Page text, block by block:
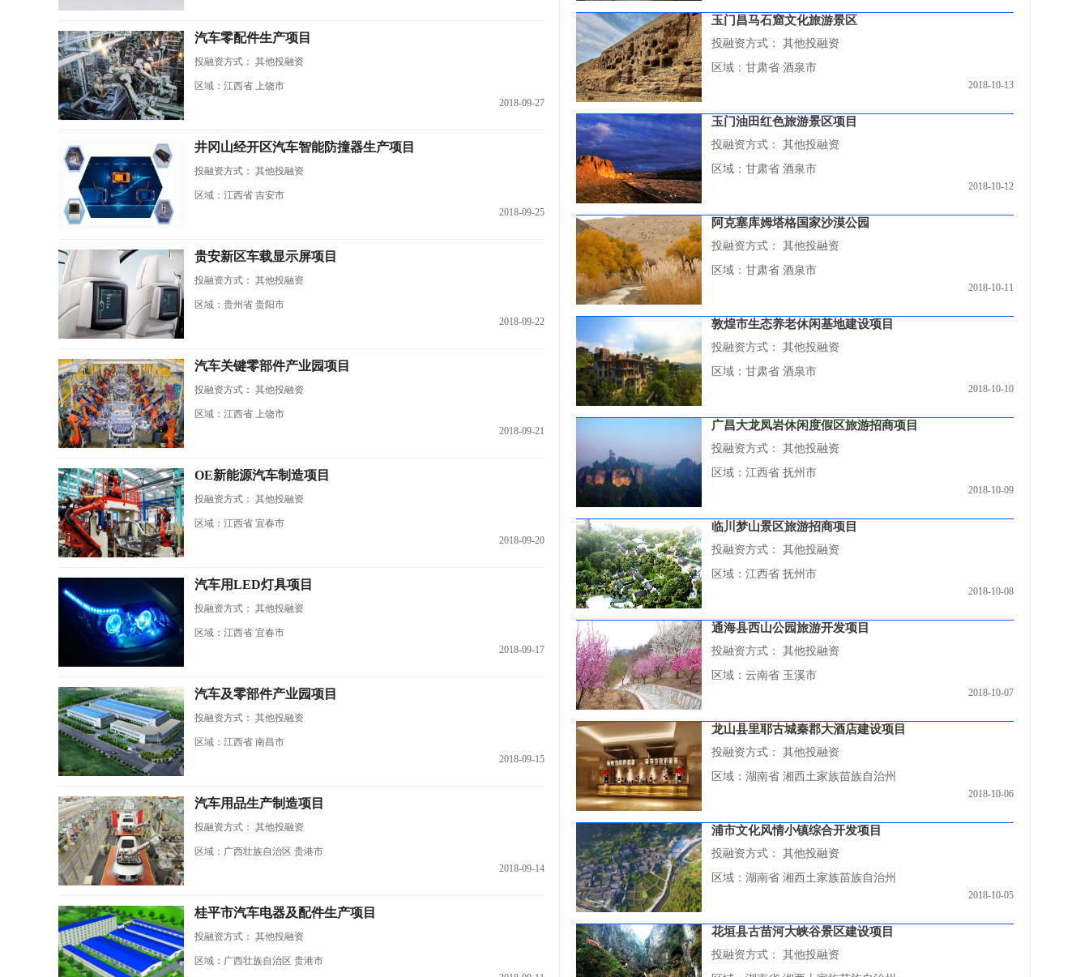
汽车零配件生产项目
投融资方式： 其他投融资
区域：江西省 上饶市
2018-09-27
井冈山经开区汽车智能防撞器生产项目
投融资方式： 其他投融资
区域：江西省 吉安市
2018-09-25
贵安新区车载显示屏项目
投融资方式： 其他投融资
区域：贵州省 贵阳市
2018-09-22
汽车关键零部件产业园项目
投融资方式： 其他投融资
区域：江西省 上饶市
2018-09-21
OE新能源汽车制造项目
投融资方式： 其他投融资
区域：江西省 宜春市
2018-09-20
汽车用LED灯具项目
投融资方式： 其他投融资
区域：江西省 宜春市
2018-09-17
汽车及零部件产业园项目
投融资方式： 其他投融资
区域：江西省 南昌市
2018-09-15
汽车用品生产制造项目
投融资方式： 其他投融资
区域：广西壮族自治区 贵港市
2018-09-14
桂平市汽车电器及配件生产项目
投融资方式： 其他投融资
区域：广西壮族自治区 贵港市
玉门昌马石窟文化旅游景区
投融资方式：
其他投融资
区域：甘肃省 酒泉市
2018-10-13
玉门油田红色旅游景区项目
投融资方式：
其他投融资
区域：甘肃省 酒泉市
2018-10-12
阿克塞库姆塔格国家沙漠公园
投融资方式：
其他投融资
区域：甘肃省 酒泉市
2018-10-11
敦煌市生态养老休闲基地建设项目
投融资方式：
其他投融资
区域：甘肃省 酒泉市
2018-10-10
广昌大龙凤岩休闲度假区旅游招商项目
投融资方式：
其他投融资
区域：江西省 抚州市
2018-10-09
临川梦山景区旅游招商项目
投融资方式：
其他投融资
区域：江西省 抚州市
2018-10-08
通海县西山公园旅游开发项目
投融资方式：
其他投融资
区域：云南省 玉溪市
2018-10-07
龙山县里耶古城秦郡大酒店建设项目
投融资方式：
其他投融资
区域：湖南省 湘西土家族苗族自治州
2018-10-06
浦市文化风情小镇综合开发项目
投融资方式：
其他投融资
区域：湖南省 湘西土家族苗族自治州
2018-10-05
花垣县古苗河大峡谷景区建设项目
投融资方式：
其他投融资